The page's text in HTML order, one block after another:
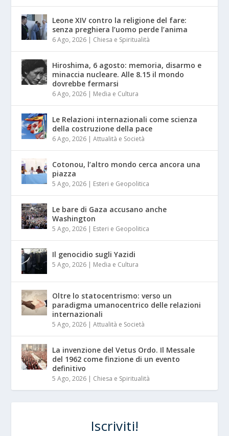
Leone XIV contro la religione del fare:
senza preghiera l’uomo perde l’anima
6 Ago, 2026 | Chiesa e Spiritualità
Hiroshima, 6 agosto: memoria, disarmo e
minaccia nucleare. Alle 8.15 il mondo
dovrebbe fermarsi
6 Ago, 2026 | Media e Cultura
Le Relazioni internazionali come scienza
della costruzione della pace
6 Ago, 2026 |Attualità e Società
Cotonou, l’altro mondo cerca ancora una
piazza
5 Ago, 2026 | Esteri e Geopolitica
Le bare di Gaza accusano anche
Washington
5 Ago, 2026 | Esteri e Geopolitica
Il genocidio sugli Yazidi
5 Ago, 2026 | Media e Cultura
Oltre lo statocentrismo: verso un
paradigma umanocentrico delle relazioni
internazionali
5 Ago, 2026 |Attualità e Società
La invenzione del Vetus Ordo. Il Messale
del 1962 come finzione di un evento
definitivo
5 Ago, 2026 | Chiesa e Spiritualità
Iscriviti!